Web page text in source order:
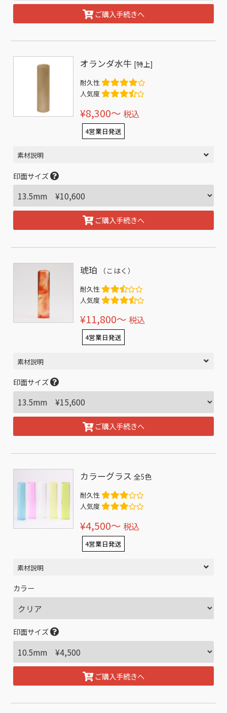
ご購入手続きへ
オランダ水牛 [特上]
耐久性
人気度
¥8,300〜 税込
4営業日発送
素材説明
印面サイズ
ご購入手続きへ
琥珀 （こはく）
耐久性
人気度
¥11,800〜 税込
4営業日発送
素材説明
印面サイズ
ご購入手続きへ
カラーグラス全5色
耐久性
人気度
¥4,500〜 税込
4営業日発送
素材説明
カラー
印面サイズ
ご購入手続きへ